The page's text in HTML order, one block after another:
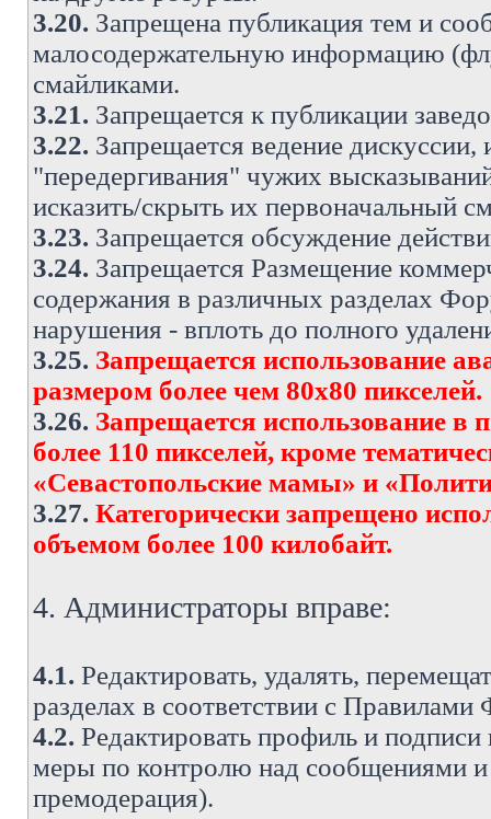
3.20. Запрещена публикация тем и
малосодержательную информацию
смайликами.
3.21. Запрещается к публикации
3.22. Запрещается ведение
"передергивания" чужих
исказить/скрыть их первоначальный
3.23. Запрещается обсуждение
3.24. Запрещается Размещение
содержания в различных разделах
нарушения - вплоть до полного
3.25. Запрещается использование
размером более чем 80х80 пикселей.
3.26. Запрещается использование в
более 110 пикселей, кроме
«Севастопольские мамы» и
3.27. Категорически запрещено
объемом более 100 килобайт.
4. Администраторы вправе:
4.1. Редактировать, удалять,
разделах в соответствии с
4.2. Редактировать профиль и
меры по контролю над сообщениями
премодерация).